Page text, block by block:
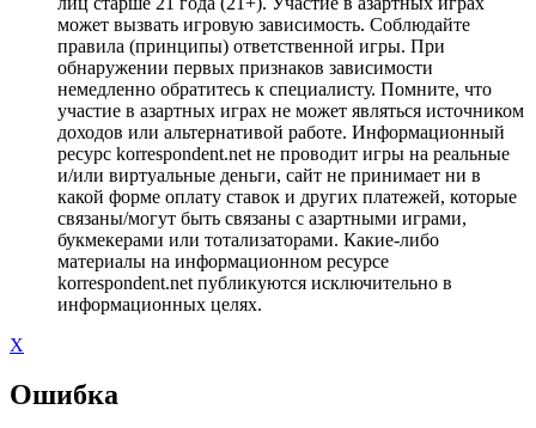
может вызвать игровую зависимость. Соблюдайте
правила (принципы) ответственной игры. При
обнаружении первых признаков зависимости
немедленно обратитесь к специалисту. Помните, что
участие в азартных играх не может являться источником
доходов или альтернативой работе. Информационный
ресурс korrespondent.net не проводит игры на реальные
и/или виртуальные деньги, сайт не принимает ни в
какой форме оплату ставок и других платежей, которые
связаны/могут быть связаны с азартными играми,
букмекерами или тотализаторами. Какие-либо
материалы на информационном ресурсе
korrespondent.net публикуются исключительно в
информационных целях.
X
Ошибка